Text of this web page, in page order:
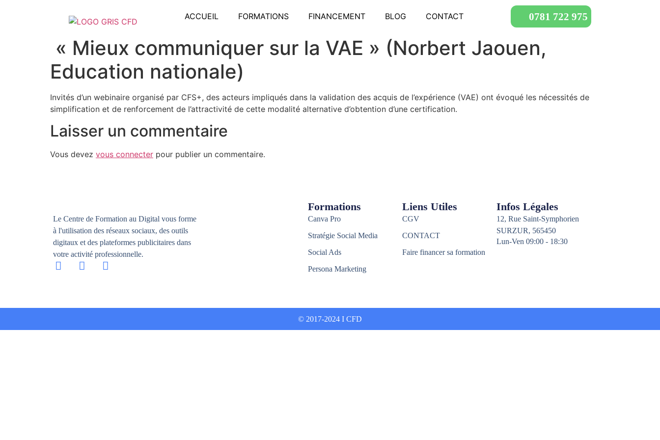
ACCUEIL FORMATIONS FINANCEMENT BLOG CONTACT 0781 722 975
« Mieux communiquer sur la VAE » (Norbert Jaouen,
Education nationale)
Invités d’un webinaire organisé par CFS+, des acteurs impliqués dans la validation des acquis de l’expérience (VAE) ont évoqué les nécessités de
simplification et de renforcement de l’attractivité de cette modalité alternative d’obtention d’une certification.
Laisser un commentaire
Vous devez vous connecter pour publier un commentaire.
Le Centre de Formation au Digital vous forme
à l'utilisation des réseaux sociaux, des outils
digitaux et des plateformes publicitaires dans
votre activité professionnelle.
Formations
Canva Pro
Stratégie Social Media
Social Ads
Persona Marketing
Liens Utiles
CGV
CONTACT
Faire financer sa formation
Infos Légales
12, Rue Saint-Symphorien
SURZUR, 565450
Lun-Ven 09:00 - 18:30
© 2017-2024 I CFD